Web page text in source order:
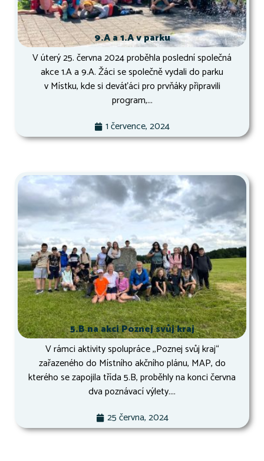
9.A a 1.A v parku
V úterý 25. června 2024 proběhla poslední společná
akce 1.A a 9.A. Žáci se společně vydali do parku
v Místku, kde si deváťáci pro prvňáky připravili
program,...
1 července, 2024
5.B na akci Poznej svůj kraj
V rámci aktivity spolupráce ,,Poznej svůj kraj“
zařazeného do Místního akčního plánu, MAP, do
kterého se zapojila třída 5.B, proběhly na konci června
dva poznávací výlety....
25 června, 2024